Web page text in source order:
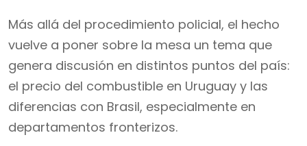
Más allá del procedimiento policial, el hecho
vuelve a poner sobre la mesa un tema que
genera discusión en distintos puntos del país:
el precio del combustible en Uruguay y las
diferencias con Brasil, especialmente en
departamentos fronterizos.